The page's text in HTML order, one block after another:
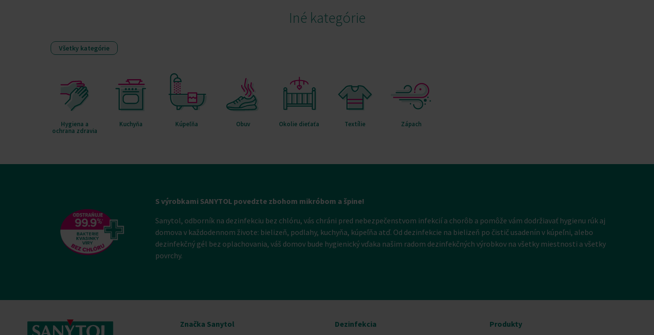
Iné kategórie
Všetky kategórie
Hygiena a
ochrana zdravia
Kuchyňa Kúpeľňa Obuv Okolie dieťaťa Textílie Zápach
S výrobkami SANYTOL povedzte zbohom mikróbom a špine!
Sanytol, odborník na dezinfekciu bez chlóru, vás chráni pred nebezpečenstvom infekcií a chorôb a pomôže vám dodržiavať hygienu rúk aj
domova v každodennom živote: bielizeň, podlahy, kuchyňa, kúpeľňa atď. Od dezinfekcie na bielizeň po čistič usadenín v kúpeľni, alebo
dezinfekčný gél bez oplachovania, váš domov bude hygienický vďaka našim radom dezinfekčných výrobkov na všetky miestnosti a všetky
povrchy.
Značka Sanytol Dezinfekcia Produkty